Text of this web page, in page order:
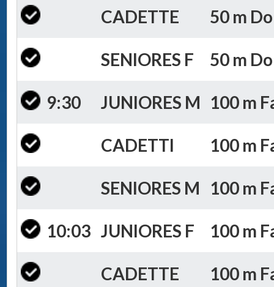
CADETTE 50 m
SENIORES F 50 m
9:30 JUNIORES M 100 m
CADETTI 100 m
SENIORES M 100 m
10:03 JUNIORES F 100 m
CADETTE 100 m